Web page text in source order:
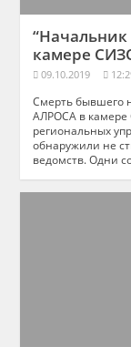
камере
09.10.2019
Смерть бывшего
АЛРОСА в камере
региональных
обнаружили не
ведомств. Одни